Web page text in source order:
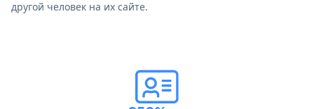
другой человек на их сайте.